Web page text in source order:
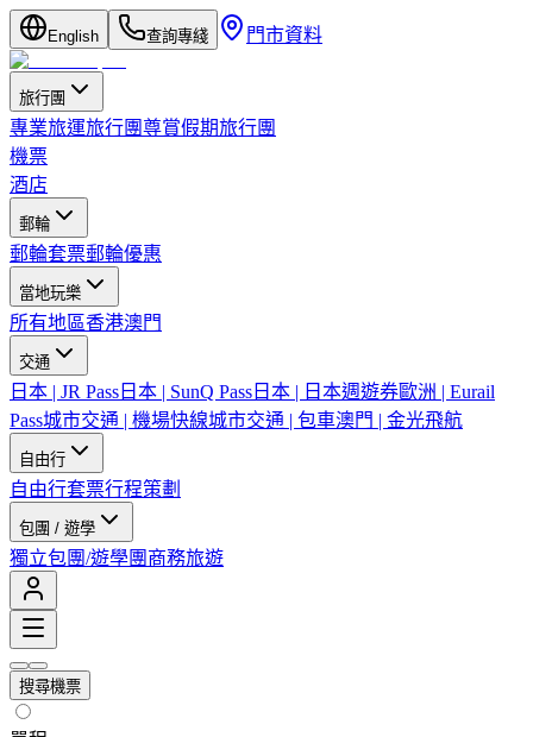
English 查詢專綫 門市資料
旅行團
專業旅運旅行團尊賞假期旅行團
機票
酒店
郵輪
郵輪套票郵輪優惠
當地玩樂
所有地區香港澳門
交通
日本 | JR Pass 日本 | SunQ Pass 日本 | 日本週遊券歐洲 | Eurail
Pass城市交通 | 機場快線城市交通 | 包車澳門 | 金光飛航
自由行
自由行套票行程策劃
包團 / 遊學
獨立包團/遊學團 商務旅遊
搜尋機票